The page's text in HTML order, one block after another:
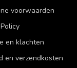
voorwaarden
en klachten
en verzendkosten